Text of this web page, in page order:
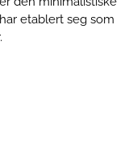
etablert seg som